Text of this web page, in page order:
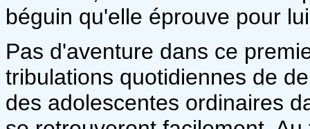
béguin qu'elle éprouve pour
Pas d'aventure dans ce
tribulations quotidiennes de
des adolescentes ordinaires